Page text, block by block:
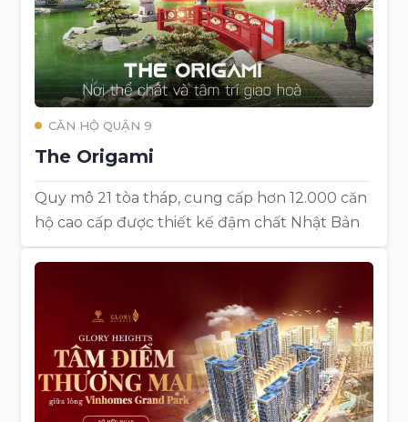
CĂN HỘ QUẬN 9
The Origami
Quy mô 21 tòa tháp, cung cấp hơn 12.000 căn
hộ cao cấp được thiết kế đậm chất Nhật Bản